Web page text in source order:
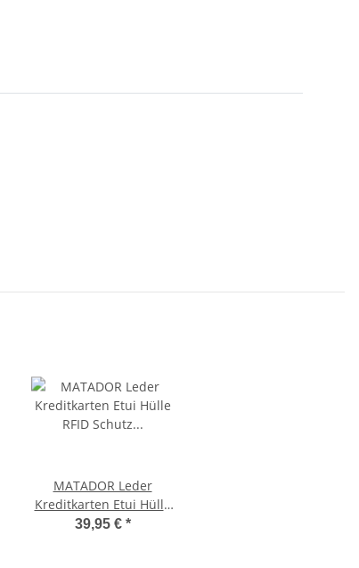
MATADOR Leder
Kreditkarten Etui Hülle
RFID Schutz Vintage
39,95 € *